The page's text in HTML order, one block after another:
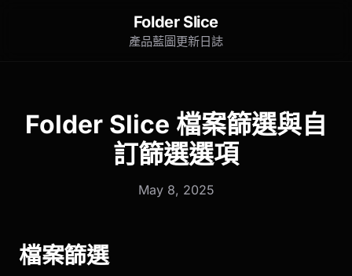
Folder Slice
產品藍圖更新日誌
Folder Slice 檔案篩選與自
訂篩選選項
May 8, 2025
檔案篩選